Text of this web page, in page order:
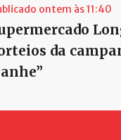
ontem às 11:40
da